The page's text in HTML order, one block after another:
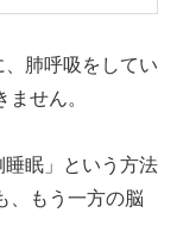
肺呼吸をしてい
せん。
睡眠」という方法
、もう一方の脳